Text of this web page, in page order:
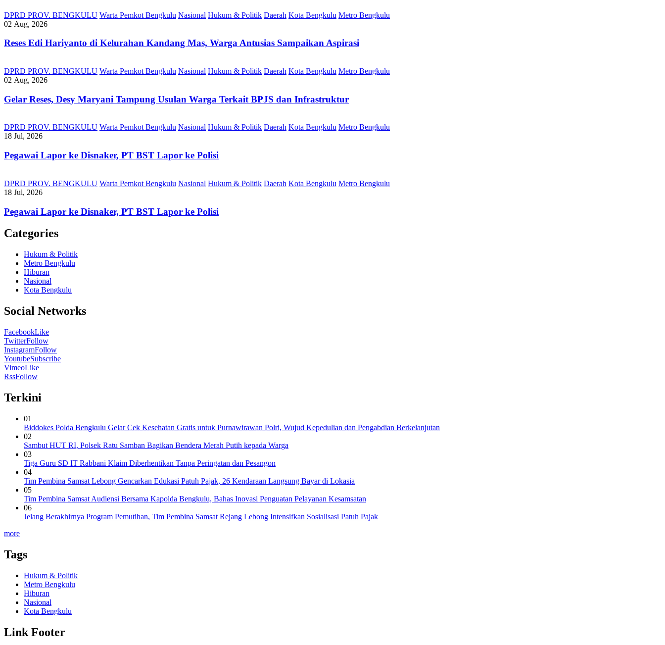
DPRD PROV. BENGKULU Warta Pemkot Bengkulu Nasional Hukum & Politik Daerah Kota Bengkulu Metro Bengkulu
02 Aug, 2026
Reses Edi Hariyanto di Kelurahan Kandang Mas, Warga Antusias Sampaikan Aspirasi
DPRD PROV. BENGKULU Warta Pemkot Bengkulu Nasional Hukum & Politik Daerah Kota Bengkulu Metro Bengkulu
02 Aug, 2026
Gelar Reses, Desy Maryani Tampung Usulan Warga Terkait BPJS dan Infrastruktur
DPRD PROV. BENGKULU Warta Pemkot Bengkulu Nasional Hukum & Politik Daerah Kota Bengkulu Metro Bengkulu
18 Jul, 2026
Pegawai Lapor ke Disnaker, PT BST Lapor ke Polisi
DPRD PROV. BENGKULU Warta Pemkot Bengkulu Nasional Hukum & Politik Daerah Kota Bengkulu Metro Bengkulu
18 Jul, 2026
Pegawai Lapor ke Disnaker, PT BST Lapor ke Polisi
Categories
Hukum & Politik
Metro Bengkulu
Hiburan
Nasional
Kota Bengkulu
Social Networks
FacebookLike
TwitterFollow
InstagramFollow
YoutubeSubscribe
VimeoLike
RssFollow
Terkini
01
Biddokes Polda Bengkulu Gelar Cek Kesehatan Gratis untuk Purnawirawan Polri, Wujud Kepedulian dan Pengabdian Berkelanjutan
02
Sambut HUT RI, Polsek Ratu Samban Bagikan Bendera Merah Putih kepada Warga
03
Tiga Guru SD IT Rabbani Klaim Diberhentikan Tanpa Peringatan dan Pesangon
04
Tim Pembina Samsat Lebong Gencarkan Edukasi Patuh Pajak, 26 Kendaraan Langsung Bayar di Lokasia
05
Tim Pembina Samsat Audiensi Bersama Kapolda Bengkulu, Bahas Inovasi Penguatan Pelayanan Kesamsatan
06
Jelang Berakhirnya Program Pemutihan, Tim Pembina Samsat Rejang Lebong Intensifkan Sosialisasi Patuh Pajak
more
Tags
Hukum & Politik
Metro Bengkulu
Hiburan
Nasional
Kota Bengkulu
Link Footer